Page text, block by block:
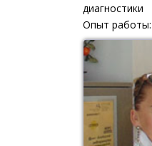
диагностики
Опыт работы: